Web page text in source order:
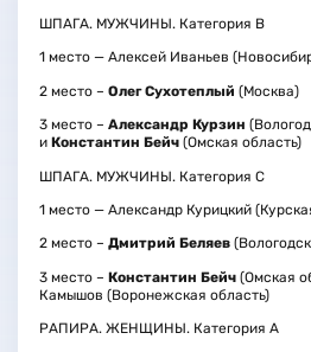
ШПАГА. МУЖЧИНЫ. Категория В
1 место — Алексей Иваньев
2 место – Олег Сухотеплый (Москва)
3 место – Александр Курзин
и Константин Бейч(Омская область)
ШПАГА. МУЖЧИНЫ. Категория С
1 место — Александр Курицкий
2 место – Дмитрий Беляев
3 место – Константин Бейч(Омская
Камышов (Воронежская область)
РАПИРА. ЖЕНЩИНЫ. Категория А